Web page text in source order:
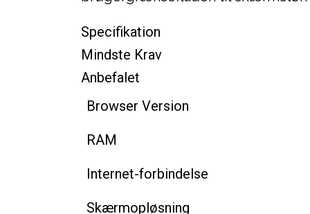
Specifikation
Mindste Krav
Anbefalet
Browser Version
RAM
Internet-forbindelse
Skærmopløsning